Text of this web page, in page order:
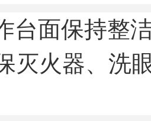
台面保持整
灭火器、洗